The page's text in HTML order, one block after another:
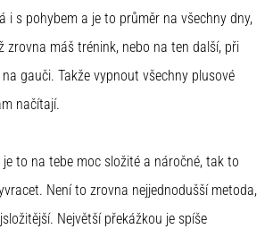
i s pohybem a je to průměr na všechny dny,
zrovna máš trénink, nebo na ten další, při
gauči. Takže vypnout všechny plusové
načítají.
to na tebe moc složité a náročné, tak to
Není to zrovna nejjednodušší metoda,
Největší překážkou je spíše